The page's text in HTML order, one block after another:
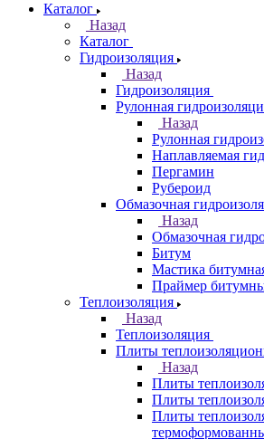
Каталог
Назад
Каталог
Гидроизоляция
Назад
Гидроизоляция
Рулонная
Назад
Рулонная
Наплавляемая
Пергамин
Рубероид
Обмазочная
Назад
Обмазочная
Битум
Мастика
Праймер
Теплоизоляция
Назад
Теплоизоляция
Плиты
Назад
Плиты
Плиты
Плиты